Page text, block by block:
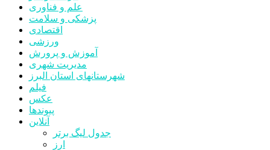
علم و فناوری
پزشکی و سلامت
اقتصادی
ورزشی
آموزش و پرورش
مدیریت شهری
شهرستانهای استان البرز
فیلم
عکس
پیوندها
آنلاین
جدول لیگ برتر
ارز